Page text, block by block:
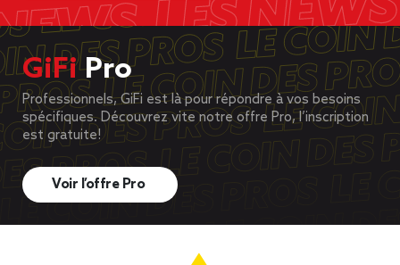
GiFiPro
Professionnels, GiFi est là pour répondre à vos besoins
spécifiques. Découvrez vite notre offre Pro, l’inscription
est gratuite!
Voir l’offre Pro